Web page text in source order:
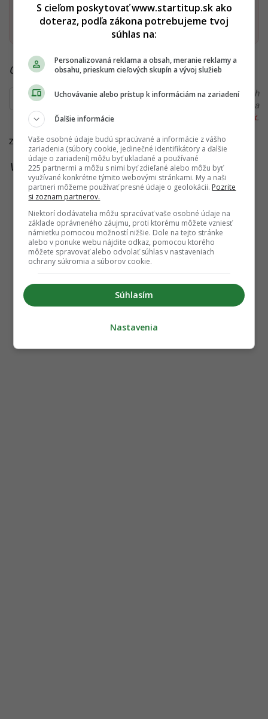
Pridať ako preferovaný zdroj
Startitup, odkaz sa otvorí v
Čítaj viac z kategórie:Zo sveta
Ďakujeme, že čítaš Startitup. V prípade, že máš postreh
alebo si našiel v článku chybu, napíš nám na
redakcia@startitup.sk.
Zdroje:Wired,Daily Reporter,The Guardian
Viac k téme:ai , dátové centrá,umelá inteligencia
S cieľom poskytovať www.startitup.sk ako
doteraz, podľa zákona potrebujeme tvoj
súhlas na:
Personalizovaná reklama a obsah, meranie reklamy a
obsahu, prieskum cieľových skupín a vývoj služieb
Uchovávanie alebo prístup k informáciám na zariadení
Ďalšie informácie
Vaše osobné údaje budú spracúvané a informácie z vášho
zariadenia (súbory cookie, jedinečné identifikátory a ďalšie
údaje o zariadení) môžu byť ukladané a používané
225 partnermi a môžu s nimi byť zdieľané alebo môžu byť
využívané konkrétne týmito webovými stránkami. My a naši
partneri môžeme používať presné údaje o geolokácii. Pozrite
si zoznam partnerov.
Niektorí dodávatelia môžu spracúvať vaše osobné údaje na
základe oprávneného záujmu, proti ktorému môžete vzniesť
námietku pomocou možností nižšie. Dole na tejto stránke
alebo v ponuke webu nájdite odkaz, pomocou ktorého
môžete spravovať alebo odvolať súhlas v nastaveniach
ochrany súkromia a súborov cookie.
Súhlasím
Nastavenia